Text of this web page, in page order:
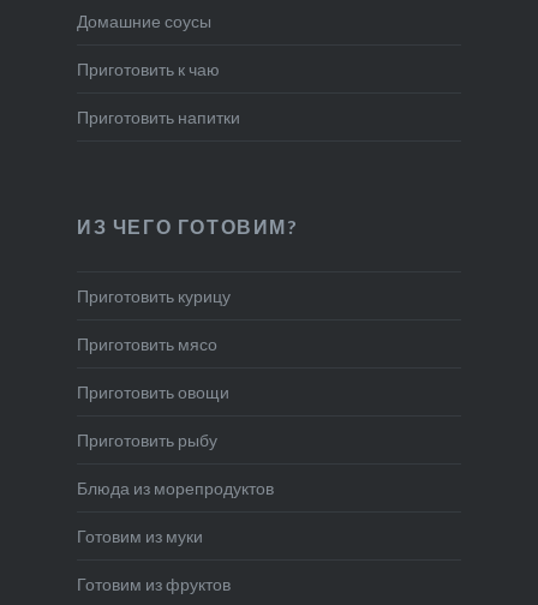
Домашние соусы
Приготовить к чаю
Приготовить напитки
ИЗ ЧЕГО ГОТОВИМ?
Приготовить курицу
Приготовить мясо
Приготовить овощи
Приготовить рыбу
Блюда из морепродуктов
Готовим из муки
Готовим из фруктов